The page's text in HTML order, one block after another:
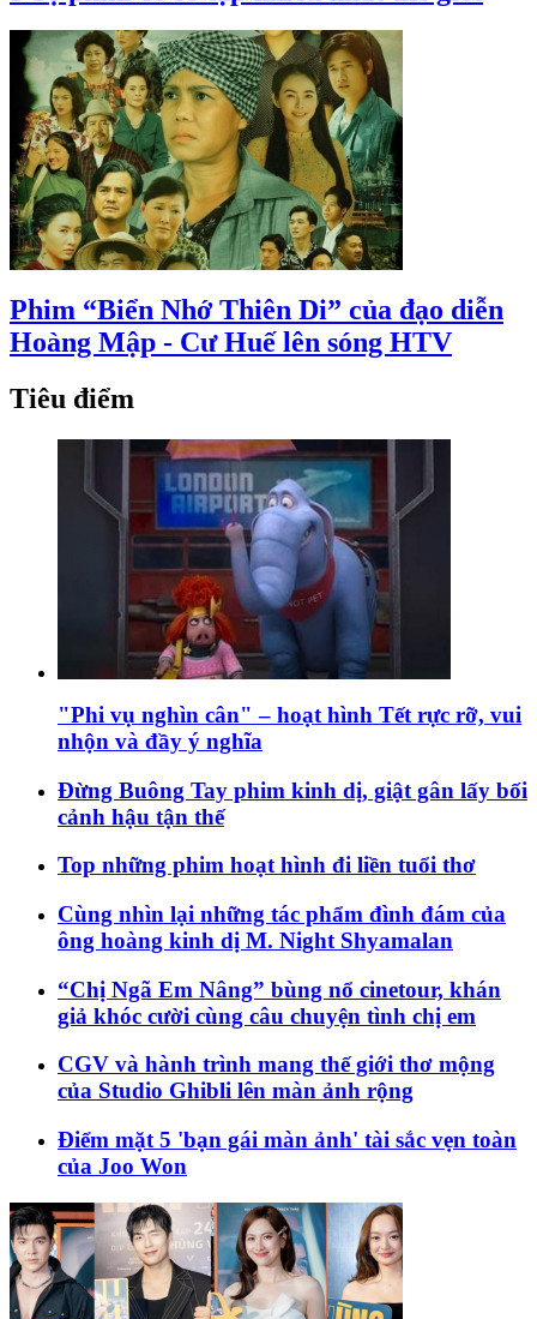
Phim “Biển Nhớ Thiên Di” của đạo diễn
Hoàng Mập - Cư Huế lên sóng HTV
Tiêu điểm
"Phi vụ nghìn cân" – hoạt hình Tết rực rỡ, vui
nhộn và đầy ý nghĩa
Đừng Buông Tay phim kinh dị, giật gân lấy bối
cảnh hậu tận thế
Top những phim hoạt hình đi liền tuổi thơ
Cùng nhìn lại những tác phẩm đình đám của
ông hoàng kinh dị M. Night Shyamalan
“Chị Ngã Em Nâng” bùng nổ cinetour, khán
giả khóc cười cùng câu chuyện tình chị em
CGV và hành trình mang thế giới thơ mộng
của Studio Ghibli lên màn ảnh rộng
Điểm mặt 5 'bạn gái màn ảnh' tài sắc vẹn toàn
của Joo Won